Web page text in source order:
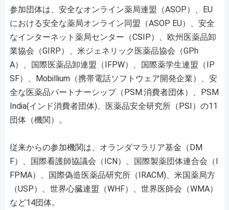
参加団体は、安全なオンライン薬局連盟（ASOP）、EU
における安全な薬局オンライン同盟（ASOP EU）、安全
なインターネット薬局センター（CSIP）、欧州医薬品卸
業協会（GIRP）、米ジェネリック医薬品協会（GPh
A）、国際医薬品卸連盟（IFPW）、国際薬学生連盟（IP
SF）、Mobillium（携帯電話ソフトウェア開発企業）、安
全な医薬品パートナーシップ（PSM:消費者団体）、PSM
India(インド消費者団体)、医薬品安全研究所（PSI）の11
団体（機関）。
従来からの参加機関は、オランダマラリア基金（DM
F）、国際看護師協議会（ICN）、国際製薬団体連合会（I
FPMA）、国際偽造医薬品研究所（IRACM)、米国薬局方
（USP）、世界心臓連盟（WHF）、世界医師会（WMA）
など14団体。